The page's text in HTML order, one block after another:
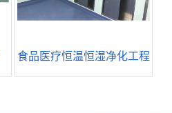
食品医疗恒温恒湿净化工程